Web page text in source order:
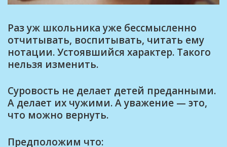
Раз уж школьника уже бессмысленно
отчитывать, воспитывать, читать ему
нотации. Устоявшийся характер. Такого
нельзя изменить.
Суровость не делает детей преданными.
А делает их чужими. А уважение — это,
что можно вернуть.
Предположим что: